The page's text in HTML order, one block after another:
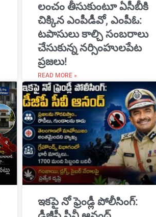
​లంచం తీసుకుంటూ ఏసీబీకి
చిక్కిన ఎంపీడీవో, ఎంపీఓ:
టపాసులు కాల్చి సంబరాలు
చేసుకున్న నర్సింహులపేట
ప్రజలు!
READ MORE »
ఇకపై నో ఫ్రెండ్లీ పోలీసింగ్: